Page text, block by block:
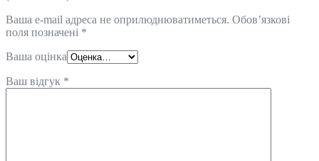
Ваша e-mail адреса не оприлюднюватиметься. Обов’язкові
поля позначені *
Ваша оцінка
Ваш відгук *